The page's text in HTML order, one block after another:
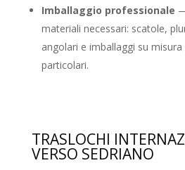
Imballaggio professionale
materiali necessari: scatole,
angolari e imballaggi su
particolari.
TRASLOCHI
VERSO SEDRIANO